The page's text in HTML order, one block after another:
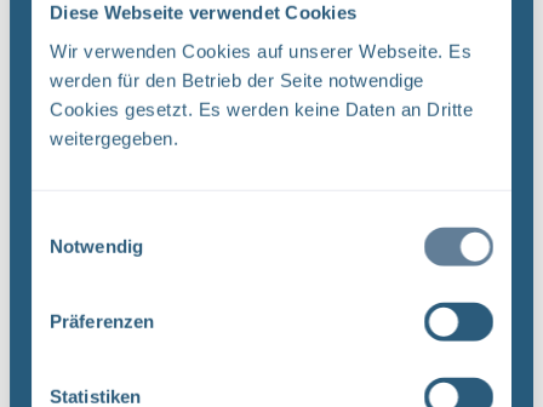
Diese Webseite verwendet Cookies
Wir verwenden Cookies auf unserer Webseite. Es
werden für den Betrieb der Seite notwendige
Cookies gesetzt. Es werden keine Daten an Dritte
weitergegeben.
Notwendig
Präferenzen
Statistiken
Qualitätsmanagementverfahrensanweisung QMV
02 (PDF)
BUNDESGESELLSCHAFT FÜRENDLAGERUNG
PRÜF- UND FREIGABEVERFAHREN VON
Funktion/Thema Komponente Baugruppe Aufgabe